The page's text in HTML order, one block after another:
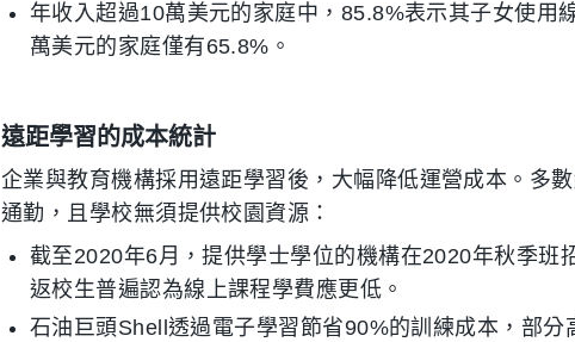
年收入超過10萬美元的家庭中，85.8%表示其子女使用
萬美元的家庭僅有65.8%。
遠距學習的成本統計
企業與教育機構採用遠距學習後，大幅降低運營成本。多
通勤，且學校無須提供校園資源：
截至2020年6月，提供學士學位的機構在2020年秋季班
返校生普遍認為線上課程學費應更低。
石油巨頭Shell透過電子學習節省90%的訓練成本，部分